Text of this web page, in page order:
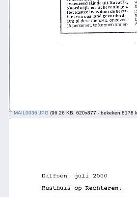
MAIL0036.JPG (96.26 KB, 620x877 - bekeken 8178